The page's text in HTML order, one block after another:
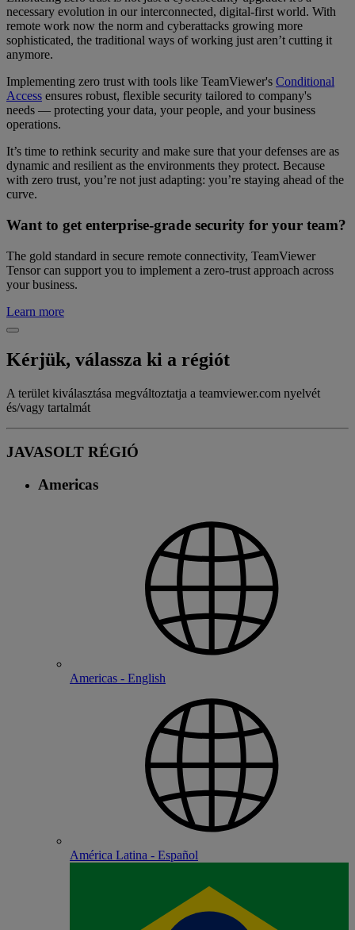
necessary evolution in our interconnected, digital-first world. With
remote work now the norm and cyberattacks growing more
sophisticated, the traditional ways of working just aren’t cutting it
anymore.
Implementing zero trust with tools like TeamViewer's Conditional
Access ensures robust, flexible security tailored to company's
needs — protecting your data, your people, and your business
operations.
It’s time to rethink security and make sure that your defenses are as
dynamic and resilient as the environments they protect. Because
with zero trust, you’re not just adapting: you’re staying ahead of the
curve.
Want to get enterprise-grade security for your team?
The gold standard in secure remote connectivity, TeamViewer
Tensor can support you to implement a zero-trust approach across
your business.
Learn more
Kérjük, válassza ki a régiót
A terület kiválasztása megváltoztatja a teamviewer.com nyelvét
és/vagy tartalmát
JAVASOLT RÉGIÓ
Americas
Americas - English
América Latina - Español